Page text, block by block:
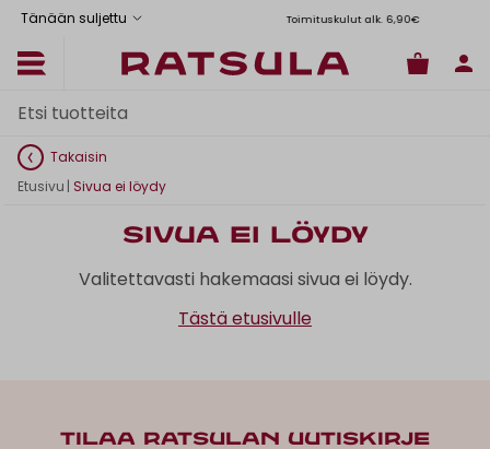
Tänään suljettu Toimituskulut alk. 6,90€
Takaisin
Etusivu | Sivua ei löydy
Sivua ei löydy
Valitettavasti hakemaasi sivua ei löydy.
Tästä etusivulle
TILAA RATSULAN UUTISKIRJE